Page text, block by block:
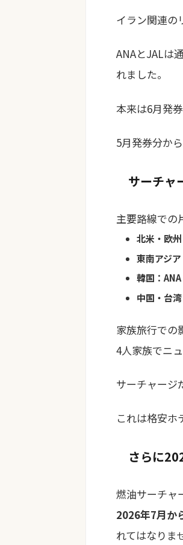
イラン関連の
ANAとJALは
れました。
本来は6月発
5月発券分か
サーチャ
主要路線での
北米・欧
東南アジ
韓国：
中国・台
家族旅行での
4人家族でニ
サーチャージ
これは格安ホ
さらに
燃油サーチャ
2026年7月か
れてはなりま